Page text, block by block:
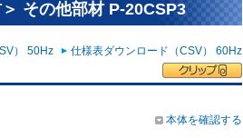
その他部材 P-20CSP3
） 50Hz 仕様表ダウンロード（CSV） 60Hz
本体を確認する